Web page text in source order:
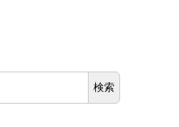
検索